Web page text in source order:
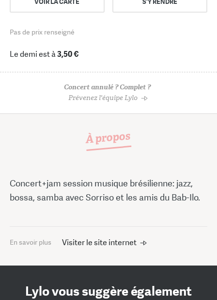
Pas de prix renseigné
Le demi est à3,50 €
Concert annulé ? Complet ?
Prévenez l'équipe Lylo
À propos
Concert+jam session musique brésilienne: jazz,
bossa, samba avec Sorriso et les amis du Bab-Ilo.
En savoir plus Visiter le site internet
Lylo vous suggère également